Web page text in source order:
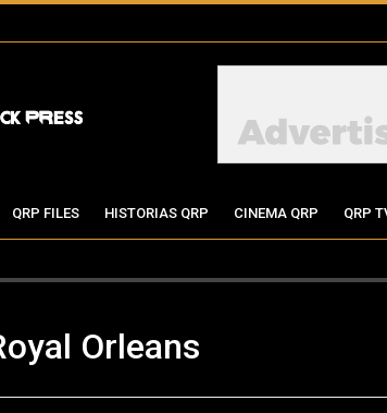
QRP FILES HISTORIAS QRP CINEMA QRP QRP
Orleans